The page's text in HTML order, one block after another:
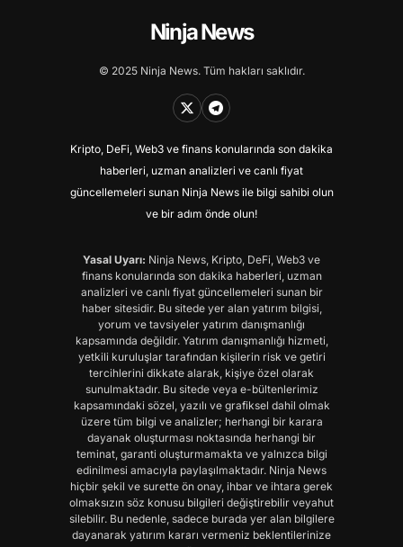
Ninja News
© 2025 Ninja News. Tüm hakları saklıdır.
Kripto, DeFi, Web3 ve finans konularında son dakika
haberleri, uzman analizleri ve canlı fiyat
güncellemeleri sunan Ninja News ile bilgi sahibi olun
ve bir adım önde olun!
Yasal Uyarı: Ninja News, Kripto, DeFi, Web3 ve
finans konularında son dakika haberleri, uzman
analizleri ve canlı fiyat güncellemeleri sunan bir
haber sitesidir. Bu sitede yer alan yatırım bilgisi,
yorum ve tavsiyeler yatırım danışmanlığı
kapsamında değildir. Yatırım danışmanlığı hizmeti,
yetkili kuruluşlar tarafından kişilerin risk ve getiri
tercihlerini dikkate alarak, kişiye özel olarak
sunulmaktadır. Bu sitede veya e-bültenlerimiz
kapsamındaki sözel, yazılı ve grafiksel dahil olmak
üzere tüm bilgi ve analizler; herhangi bir karara
dayanak oluşturması noktasında herhangi bir
teminat, garanti oluşturmamakta ve yalnızca bilgi
edinilmesi amacıyla paylaşılmaktadır. Ninja News
hiçbir şekil ve surette ön onay, ihbar ve ihtara gerek
olmaksızın söz konusu bilgileri değiştirebilir veyahut
silebilir. Bu nedenle, sadece burada yer alan bilgilere
dayanarak yatırım kararı vermeniz beklentilerinize